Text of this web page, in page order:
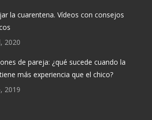
la cuarentena. Vídeos con consejos
2020
de pareja: ¿qué sucede cuando la
más experiencia que el chico?
2019